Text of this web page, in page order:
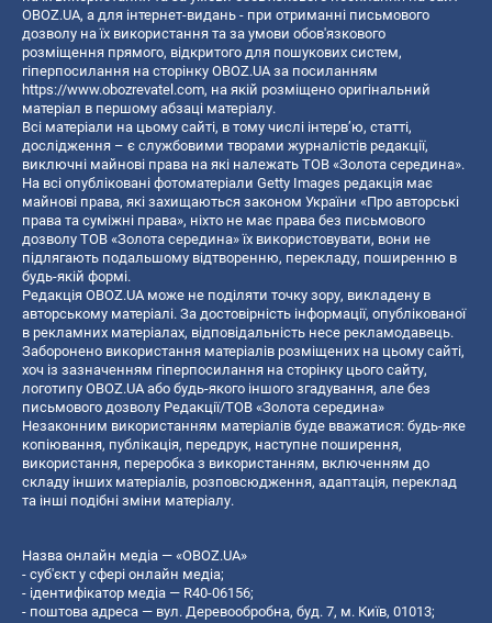
OBOZ.UA, а для інтернет-видань - при отриманні письмового
дозволу на їх використання та за умови обов'язкового
розміщення прямого, відкритого для пошукових систем,
гіперпосилання на сторінку OBOZ.UA за посиланням
https://www.obozrevatel.com, на якій розміщено оригінальний
матеріал в першому абзаці матеріалу.
Всі матеріали на цьому сайті, в тому числі інтерв’ю, статті,
дослідження – є службовими творами журналістів редакції,
виключні майнові права на які належать ТОВ «Золота середина».
На всі опубліковані фотоматеріали Getty Images редакція має
майнові права, які захищаються законом України «Про авторські
права та суміжні права», ніхто не має права без письмового
дозволу ТОВ «Золота середина» їх використовувати, вони не
підлягають подальшому відтворенню, перекладу, поширенню в
будь-якій формі.
Редакція OBOZ.UA може не поділяти точку зору, викладену в
авторському матеріалі. За достовірність інформації, опублікованої
в рекламних матеріалах, відповідальність несе рекламодавець.
Заборонено використання матеріалів розміщених на цьому сайті,
хоч із зазначенням гіперпосилання на сторінку цього сайту,
логотипу OBOZ.UA або будь-якого іншого згадування, але без
письмового дозволу Редакції/ТОВ «Золота середина»
Незаконним використанням матеріалів буде вважатися: будь-яке
копiювання, публiкацiя, передрук, наступне поширення,
використання, переробка з використанням, включенням до
складу інших матеріалів, розповсюдження, адаптація, переклад
та інші подібні зміни матеріалу.
Назва онлайн медіа — «OBOZ.UA»
- суб'єкт у сфері онлайн медіа;
- ідентифікатор медіа — R40-06156;
- поштова адреса — вул. Деревообробна, буд. 7, м. Київ, 01013;